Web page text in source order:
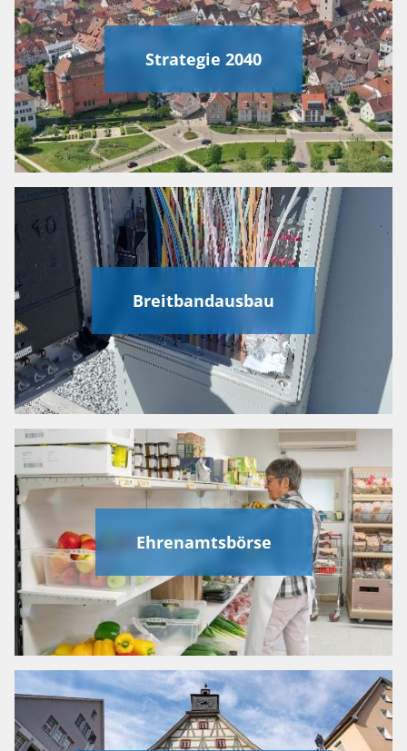
Strategie 2040
Breitbandausbau
Ehrenamtsbörse